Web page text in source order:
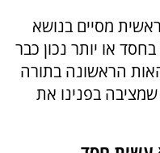
מסיים בנושא
או יותר נכון כבר
הראשונה בתורה
בפנינו את